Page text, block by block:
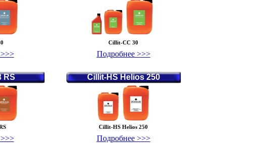
Cillit-CC 30
Подробнее >>>
RS Cillit-HS Helios 250
Cillit-HS Helios 250
Подробнее >>>